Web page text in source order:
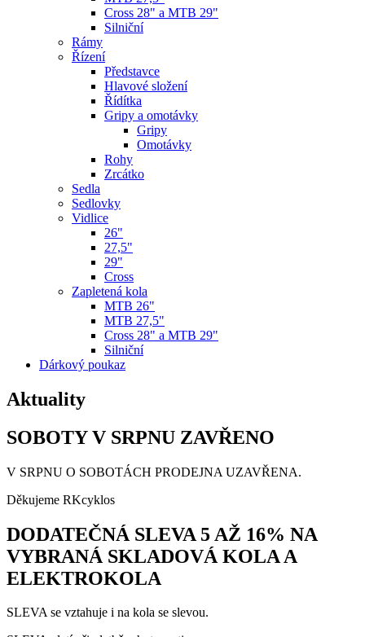
Cross 28" a MTB 29"
Silniční
Rámy
Řízení
Představce
Hlavové složení
Řídítka
Gripy a omotávky
Gripy
Omotávky
Rohy
Zrcátko
Sedla
Sedlovky
Vidlice
26"
27,5"
29"
Cross
Zapletená kola
MTB 26"
MTB 27,5"
Cross 28" a MTB 29"
Silniční
Dárkový poukaz
Aktuality
SOBOTY V SRPNU ZAVŘENO
V SRPNU O SOBOTÁCH PRODEJNA UZAVŘENA.
Děkujeme RKcyklos
DODATEČNÁ SLEVA 5 AŽ 16% NA
VYBRANÁ SKLADOVÁ KOLA A
ELEKTROKOLA
SLEVA se vztahuje i na kola se slevou.